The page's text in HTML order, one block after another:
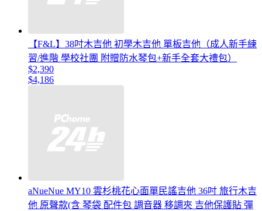
【F&L】38吋木吉他 初學木吉他 單板吉他（成人新手練
習/進階 學校社團 附贈防水琴包+新手全套大禮包）
$2,390
$4,186
aNueNue MY10 雲杉桃花心面單民謠吉他 36吋 旅行木吉
他 原聲款(含 琴袋 配件包 調音器 移調夾 吉他保護貼 彈